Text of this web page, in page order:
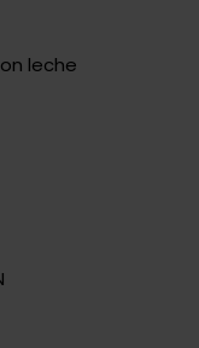
leche